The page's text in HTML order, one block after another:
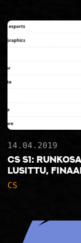
14.04.2019
CS S1:
lusittu,
CS